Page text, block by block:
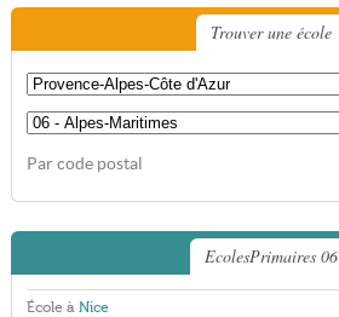
Trouver une école
Par code postal
EcolesPrimaires 06
École à Nice